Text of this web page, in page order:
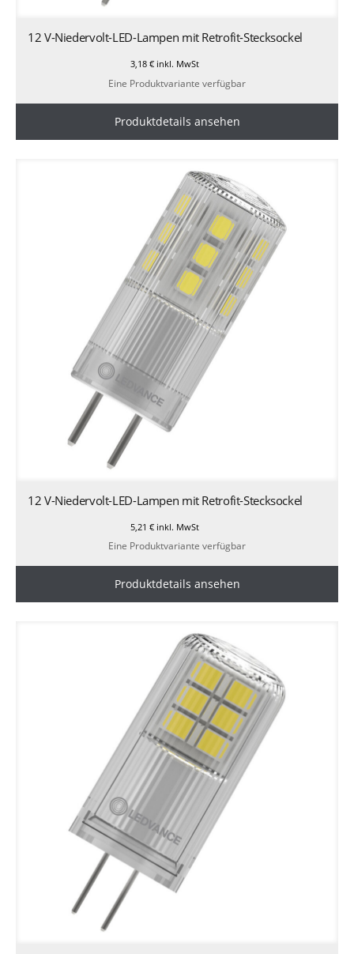
12 V-Niedervolt-LED-Lampen mit Retrofit-Stecksockel
3,18€ inkl. MwSt
Eine Produktvariante verfügbar
Produktdetails ansehen
12 V-Niedervolt-LED-Lampen mit Retrofit-Stecksockel
5,21€ inkl. MwSt
Eine Produktvariante verfügbar
Produktdetails ansehen